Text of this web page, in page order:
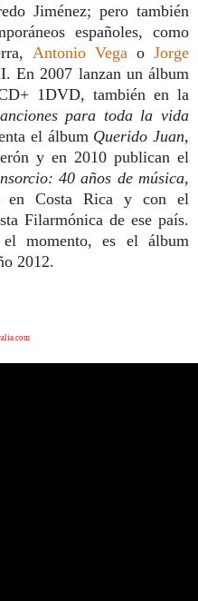
Jiménez; pero también
españoles, como
Antonio Vega oJorge
En 2007 lanzan un álbum
1DVD, también en la
para toda la vida
el álbum Querido Juan,
y en 2010 publican el
40 años de música,
en Costa Rica y con el
Filarmónica de ese país.
momento, es el álbum
2012.